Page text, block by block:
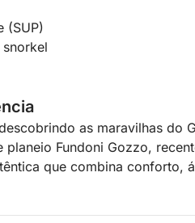
(SUP)
as maravilhas do
planeio Fundoni Gozzo,
que combina conforto,
– Cagliari, esta